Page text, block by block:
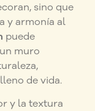
sino que
y armonía al
puede
muro
de vida.
y la textura